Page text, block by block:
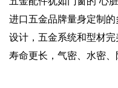
进口五金品牌量身定制
设计，五金系统和型材
寿命更长，气密、水密、